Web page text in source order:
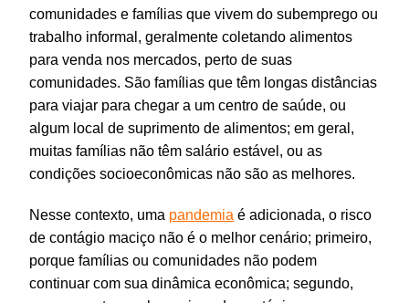
comunidades e famílias que vivem do subemprego ou
trabalho informal, geralmente coletando alimentos
para venda nos mercados, perto de suas
comunidades. São famílias que têm longas distâncias
para viajar para chegar a um centro de saúde, ou
algum local de suprimento de alimentos; em geral,
muitas famílias não têm salário estável, ou as
condições socioeconômicas não são as melhores.
Nesse contexto, uma pandemia é adicionada, o risco
de contágio maciço não é o melhor cenário; primeiro,
porque famílias ou comunidades não podem
continuar com sua dinâmica econômica; segundo,